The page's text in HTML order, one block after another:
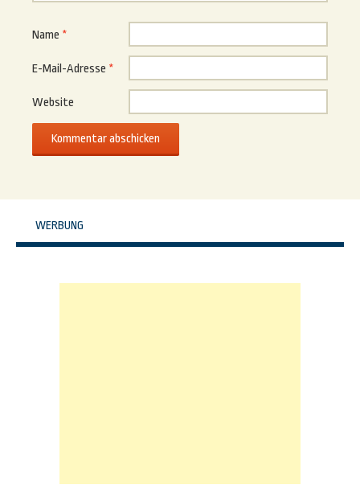
Name *
E-Mail-Adresse *
Website
WERBUNG